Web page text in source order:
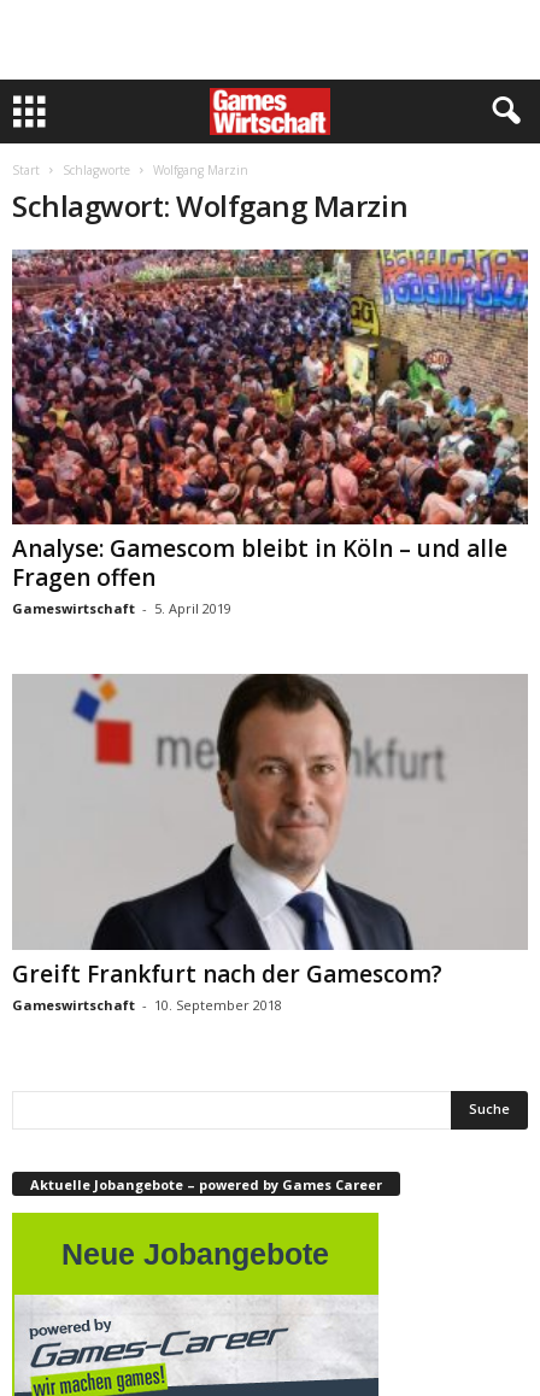
Start Schlagworte Wolfgang Marzin
Schlagwort: Wolfgang Marzin
Analyse: Gamescom bleibt in Köln – und alle
Fragen offen
Gameswirtschaft - 5. April 2019
Greift Frankfurt nach der Gamescom?
Gameswirtschaft - 10. September 2018
Aktuelle Jobangebote – powered by Games Career